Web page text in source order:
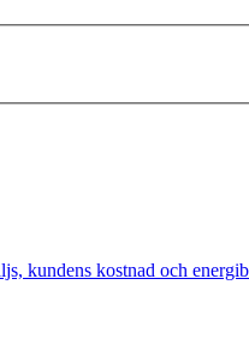
kundens kostnad och